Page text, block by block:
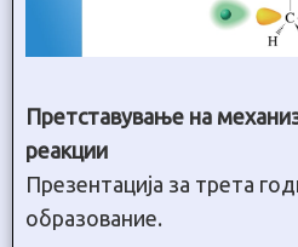
Претставување на
реакции
Презентација за трета
образование.